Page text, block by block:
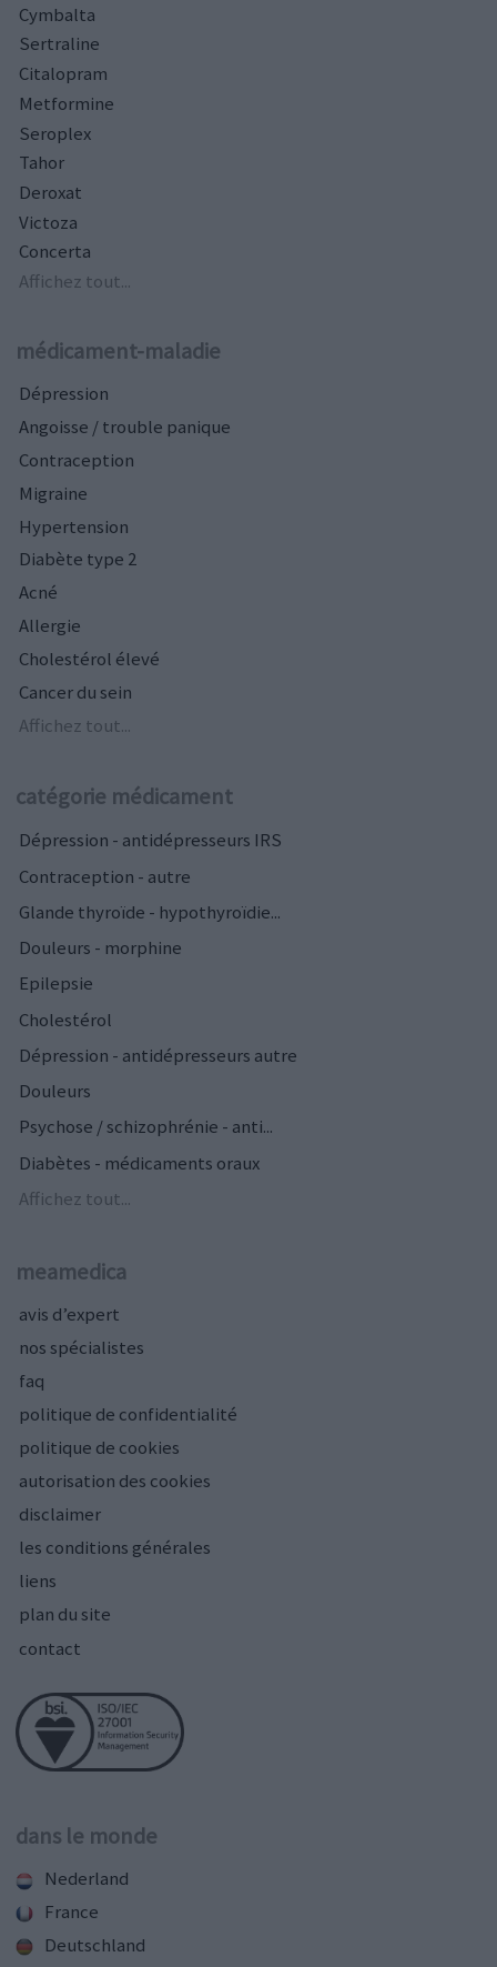
Cymbalta
Sertraline
Citalopram
Metformine
Seroplex
Tahor
Deroxat
Victoza
Concerta
Affichez tout...
médicament-maladie
Dépression
Angoisse / trouble panique
Contraception
Migraine
Hypertension
Diabète type 2
Acné
Allergie
Cholestérol élevé
Cancer du sein
Affichez tout...
catégorie médicament
Dépression - antidépresseurs IRS
Contraception - autre
Glande thyroïde - hypothyroïdie...
Douleurs - morphine
Epilepsie
Cholestérol
Dépression - antidépresseurs autre
Douleurs
Psychose / schizophrénie - anti...
Diabètes - médicaments oraux
Affichez tout...
meamedica
avis d’expert
nos spécialistes
faq
politique de confidentialité
politique de cookies
autorisation des cookies
disclaimer
les conditions générales
liens
plan du site
contact
dans le monde
Nederland
France
Deutschland